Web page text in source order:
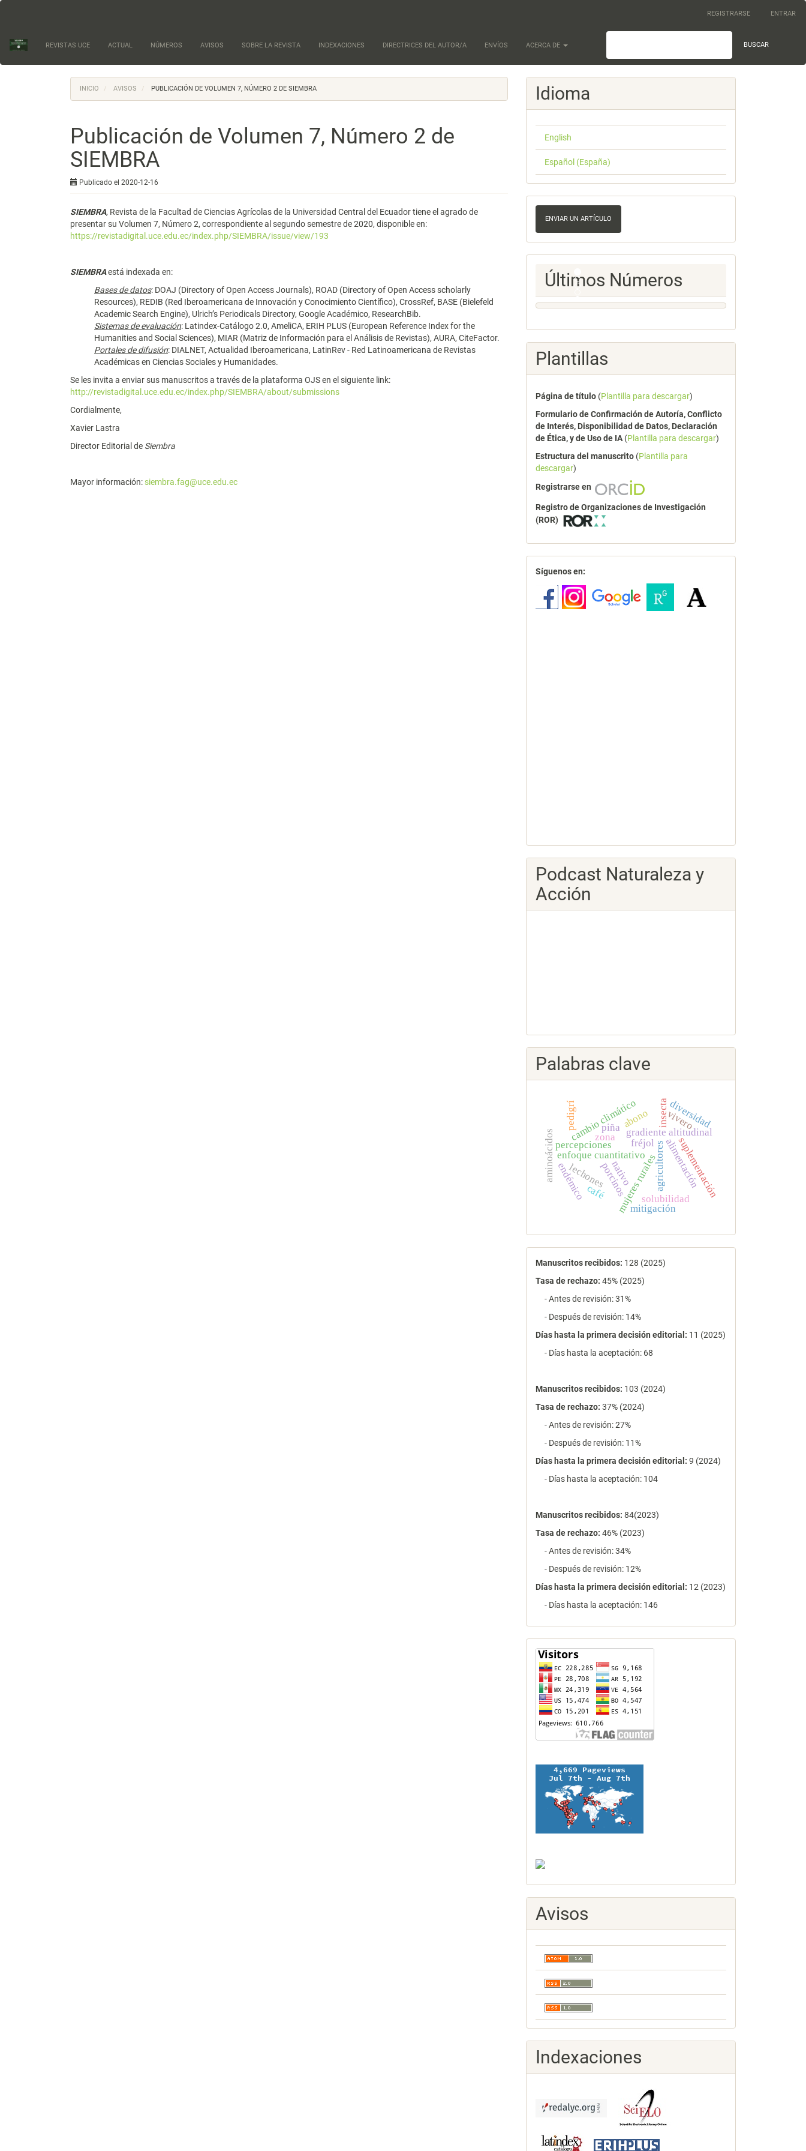
principal
Barra
lateral
REGISTRARSE ENTRAR
REVISTAS UCE ACTUAL NÚMEROS AVISOS SOBRE LA REVISTA INDEXACIONES DIRECTRICES DEL AUTOR/A ENVÍOS ACERCA DE BUSCAR
INICIO AVISOS PUBLICACIÓN DE VOLUMEN 7, NÚMERO 2 DE SIEMBRA
Publicación de Volumen 7, Número 2 de
SIEMBRA
Publicado el 2020-12-16
SIEMBRA, Revista de la Facultad de Ciencias Agrícolas de la Universidad Central del Ecuador tiene el agrado de
presentar su Volumen 7, Número 2, correspondiente al segundo semestre de 2020, disponible en:
https://revistadigital.uce.edu.ec/index.php/SIEMBRA/issue/view/193
SIEMBRAestá indexada en:
Bases de datos: DOAJ (Directory of Open Access Journals), ROAD (Directory of Open Access scholarly
Resources), REDIB (Red Iberoamericana de Innovación y Conocimiento Científico), CrossRef, BASE (Bielefeld
Academic Search Engine), Ulrich’s Periodicals Directory, Google Académico, ResearchBib.
Sistemas de evaluación: Latindex-Catálogo 2.0, AmeliCA, ERIH PLUS (European Reference Index for the
Humanities and Social Sciences), MIAR (Matriz de Información para el Análisis de Revistas), AURA, CiteFactor.
Portales de difusión: DIALNET, Actualidad Iberoamericana, LatinRev - Red Latinoamericana de Revistas
Académicas en Ciencias Sociales y Humanidades.
Se les invita a enviar sus manuscritos a través de la plataforma OJS en el siguiente link:
http://revistadigital.uce.edu.ec/index.php/SIEMBRA/about/submissions
Cordialmente,
Xavier Lastra
Director Editorial de Siembra
Mayor información: siembra.fag@uce.edu.ec
Idioma
English
Español (España)
Enviar
un
artículo
ENVIAR UN ARTÍCULO
Ultimos
Numeros
Últimos Números
Plantillas
Página de título (Plantilla para descargar)
Formulario de Confirmación de Autoría, Conflicto
de Interés, Disponibilidad de Datos, Declaración
de Ética, y de Uso de IA (Plantilla para descargar)
Estructura del manuscrito (Plantilla para
descargar)
Registrarse en
Registro de Organizaciones de Investigación
(ROR)
redes
Síguenos en:
Podcast Naturaleza y
Acción
Palabras clave
mujeres rurales
percepciones
cambio climáticogradiente altitudinal
enfoque cuantitativo agricultoresalimentación
suplementación
porcinos
lechones
aminoácidos
diversidad
insecta
endémico nativo
piña
pedigrí
solubilidad
mitigación
café
abono vivero
fréjol
zona
estadísticas
Manuscritos recibidos: 128 (2025)
Tasa de rechazo: 45% (2025)
- Antes de revisión: 31%
- Después de revisión: 14%
Días hasta la primera decisión editorial: 11 (2025)
- Días hasta la aceptación: 68
Manuscritos recibidos: 103 (2024)
Tasa de rechazo: 37% (2024)
- Antes de revisión: 27%
- Después de revisión: 11%
Días hasta la primera decisión editorial: 9 (2024)
- Días hasta la aceptación: 104
Manuscritos recibidos: 84(2023)
Tasa de rechazo: 46% (2023)
- Antes de revisión: 34%
- Después de revisión: 12%
Días hasta la primera decisión editorial: 12 (2023)
- Días hasta la aceptación: 146
contador
Avisos
Indexaciones